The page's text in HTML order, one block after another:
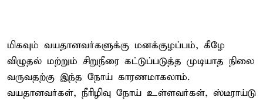
மிகவும் வயதானவர்களுக்கு மனக்குழப்பம், கீழே
விழுதல் மற்றும் சிறுநீரை கட்டுப்படுத்த முடியாத நிலை
வருவதற்கு இந்த நோய் காரணமாகலாம்.
வயதானவர்கள், நீரிழிவு நோய் உள்ளவர்கள், ஸ்டீராய்டு